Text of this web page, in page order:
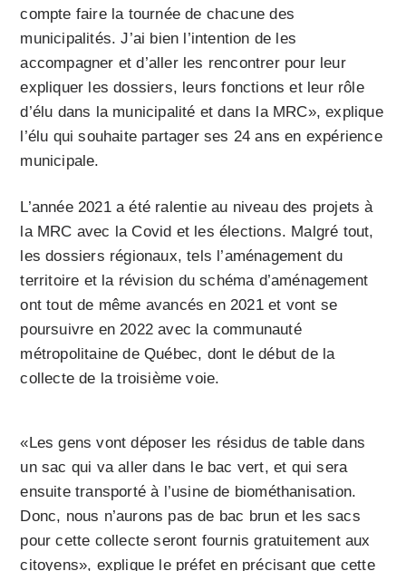
compte faire la tournée de chacune des
municipalités. J’ai bien l’intention de les
accompagner et d’aller les rencontrer pour leur
expliquer les dossiers, leurs fonctions et leur rôle
d’élu dans la municipalité et dans la MRC», explique
l’élu qui souhaite partager ses 24 ans en expérience
municipale.
L’année 2021 a été ralentie au niveau des projets à
la MRC avec la Covid et les élections. Malgré tout,
les dossiers régionaux, tels l’aménagement du
territoire et la révision du schéma d’aménagement
ont tout de même avancés en 2021 et vont se
poursuivre en 2022 avec la communauté
métropolitaine de Québec, dont le début de la
collecte de la troisième voie.
«Les gens vont déposer les résidus de table dans
un sac qui va aller dans le bac vert, et qui sera
ensuite transporté à l’usine de biométhanisation.
Donc, nous n’aurons pas de bac brun et les sacs
pour cette collecte seront fournis gratuitement aux
citoyens», explique le préfet en précisant que cette